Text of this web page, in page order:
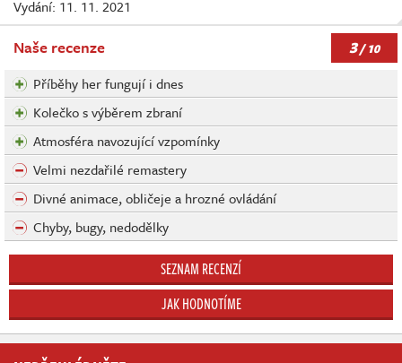
Vydání: 11. 11. 2021
Naše recenze 3/ 10
Příběhy her fungují i dnes
Kolečko s výběrem zbraní
Atmosféra navozující vzpomínky
Velmi nezdařilé remastery
Divné animace, obličeje a hrozné ovládání
Chyby, bugy, nedodělky
SEZNAM RECENZÍ
JAK HODNOTÍME